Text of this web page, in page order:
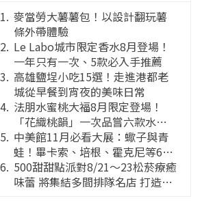
麥當勞大薯薯包！以設計翻玩薯
條外帶體驗
Le Labo城市限定香水8月登場！
一年只有一次、5款必入手推薦
高雄鹽埕小吃15選！走進港都老
城從早餐到宵夜的美味日常
法朋水蜜桃大福8月限定登場！
「花織桃韻」一次品嘗六款水蜜
桃花果大福
中美館11月必看大展：蠍子與青
蛙！畢卡索、培根、霍克尼等66
件國巨典藏亮相
500甜甜點派對8/21～23松菸療癒
味蕾 將集結多間排隊名店 打造靈